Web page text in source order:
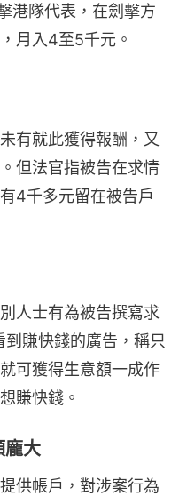
港隊代表，在劍擊方
月入4至5千元。
有就此獲得報酬，又
但法官指被告在求情
4千多元留在被告戶
人士有為被告撰寫求
賺快錢的廣告，稱只
可獲得生意額一成作
賺快錢。
龐大
供帳戶，對涉案行為